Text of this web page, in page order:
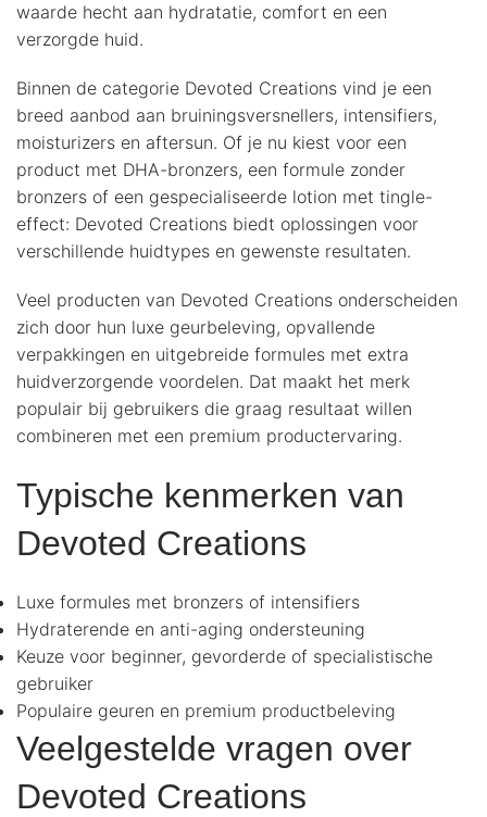
waarde hecht aan hydratatie, comfort en een
verzorgde huid.
Binnen de categorie Devoted Creations vind je een
breed aanbod aan bruiningsversnellers, intensifiers,
moisturizers en aftersun. Of je nu kiest voor een
product met DHA-bronzers, een formule zonder
bronzers of een gespecialiseerde lotion met tingle-
effect: Devoted Creations biedt oplossingen voor
verschillende huidtypes en gewenste resultaten.
Veel producten van Devoted Creations onderscheiden
zich door hun luxe geurbeleving, opvallende
verpakkingen en uitgebreide formules met extra
huidverzorgende voordelen. Dat maakt het merk
populair bij gebruikers die graag resultaat willen
combineren met een premium productervaring.
Typische kenmerken van
Devoted Creations
Luxe formules met bronzers of intensifiers
Hydraterende en anti-aging ondersteuning
Keuze voor beginner, gevorderde of specialistische
gebruiker
Populaire geuren en premium productbeleving
Veelgestelde vragen over
Devoted Creations